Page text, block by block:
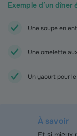
Exemple d’un dîner
Une soupe en
Une omelette
Un yaourt pour
À savoir